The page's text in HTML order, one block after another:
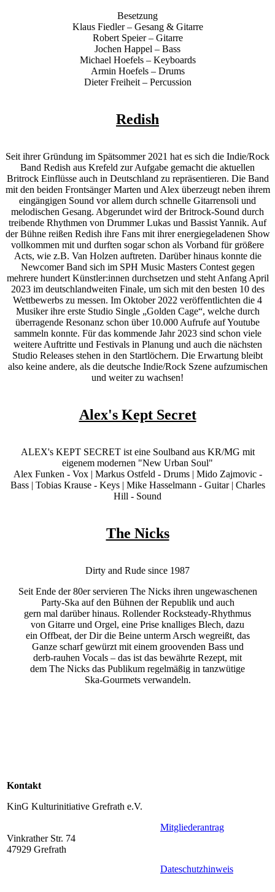
Besetzung
Klaus Fiedler – Gesang & Gitarre
Robert Speier – Gitarre
Jochen Happel – Bass
Michael Hoefels – Keyboards
Armin Hoefels – Drums
Dieter Freiheit – Percussion
Redish
Seit ihrer Gründung im Spätsommer 2021 hat es sich die Indie/Rock
Band Redish aus Krefeld zur Aufgabe gemacht die aktuellen
Britrock Einflüsse auch in Deutschland zu repräsentieren. Die Band
mit den beiden Frontsänger Marten und Alex überzeugt neben ihrem
eingängigen Sound vor allem durch schnelle Gitarrensoli und
melodischen Gesang. Abgerundet wird der Britrock-Sound durch
treibende Rhythmen von Drummer Lukas und Bassist Yannik. Auf
der Bühne reißen Redish ihre Fans mit ihrer energiegeladenen Show
vollkommen mit und durften sogar schon als Vorband für größere
Acts, wie z.B. Van Holzen auftreten. Darüber hinaus konnte die
Newcomer Band sich im SPH Music Masters Contest gegen
mehrere hundert Künstler:innen durchsetzen und steht Anfang April
2023 im deutschlandweiten Finale, um sich mit den besten 10 des
Wettbewerbs zu messen. Im Oktober 2022 veröffentlichten die 4
Musiker ihre erste Studio Single „Golden Cage“, welche durch
überragende Resonanz schon über 10.000 Aufrufe auf Youtube
sammeln konnte. Für das kommende Jahr 2023 sind schon viele
weitere Auftritte und Festivals in Planung und auch die nächsten
Studio Releases stehen in den Startlöchern. Die Erwartung bleibt
also keine andere, als die deutsche Indie/Rock Szene aufzumischen
und weiter zu wachsen!
Alex's Kept Secret
ALEX's KEPT SECRET ist eine Soulband aus KR/MG mit
eigenem modernen "New Urban Soul"
Alex Funken - Vox | Markus Ostfeld - Drums | Mido Zajmovic -
Bass | Tobias Krause - Keys | Mike Hasselmann - Guitar | Charles
Hill - Sound
The Nicks
Dirty and Rude since 1987
Seit Ende der 80er servieren The Nicks ihren ungewaschenen
Party-Ska auf den Bühnen der Republik und auch
gern mal darüber hinaus. Rollender Rocksteady-Rhythmus
von Gitarre und Orgel, eine Prise knalliges Blech, dazu
ein Offbeat, der Dir die Beine unterm Arsch wegreißt, das
Ganze scharf gewürzt mit einem groovenden Bass und
derb-rauhen Vocals – das ist das bewährte Rezept, mit
dem The Nicks das Publikum regelmäßig in tanzwütige
Ska-Gourmets verwandeln.
Kontakt
KinG Kulturinitiative Grefrath e.V.
Vinkrather Str. 74
47929 Grefrath
Mitgliederantrag
Dateschutzhinweis